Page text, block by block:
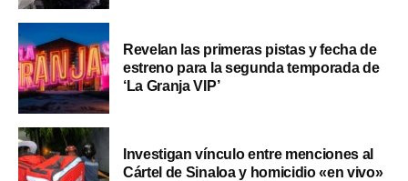
Revelan las primeras pistas y fecha de
estreno para la segunda temporada de
‘La Granja VIP’
Investigan vínculo entre menciones al
Cártel de Sinaloa y homicidio «en vivo»